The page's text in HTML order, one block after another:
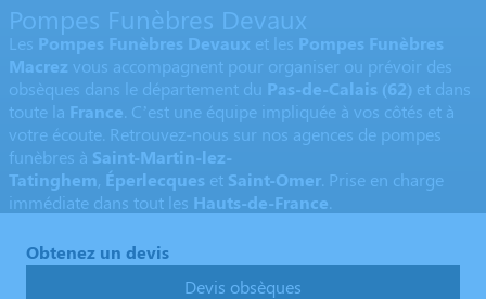
Pompes Funèbres Devaux
Les Pompes Funèbres Devaux et les Pompes Funèbres
Macrez vous accompagnent pour organiser ou prévoir des
obsèques dans le département du Pas-de-Calais (62) et dans
toute la France . C’est une équipe impliquée à vos côtés et à
votre écoute. Retrouvez-nous sur nos agences de pompes
funèbres à Saint-Martin-lez-
Tatinghem, Éperlecques et Saint-Omer . Prise en charge
immédiate dans tout les Hauts-de-France
Obtenez un devis
Devis obsèques